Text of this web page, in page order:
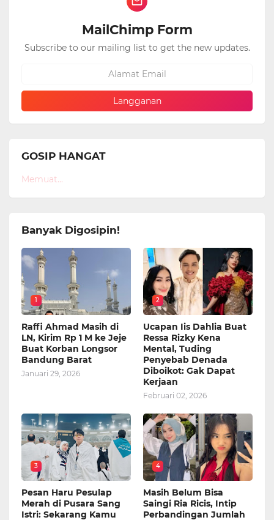
MailChimp Form
Subscribe to our mailing list to get the new updates.
GOSIP HANGAT
Memuat...
Banyak Digosipin!
1
Raffi Ahmad Masih di
LN, Kirim Rp 1 M ke Jeje
Buat Korban Longsor
Bandung Barat
Januari 29, 2026
2
Ucapan Iis Dahlia Buat
Ressa Rizky Kena
Mental, Tuding
Penyebab Denada
Diboikot: Gak Dapat
Kerjaan
Februari 02, 2026
3
Pesan Haru Pesulap
Merah di Pusara Sang
Istri: Sekarang Kamu
4
Masih Belum Bisa
Saingi Ria Ricis, Intip
Perbandingan Jumlah